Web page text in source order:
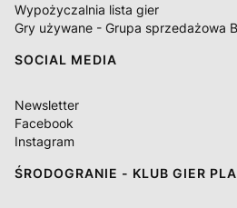
Wypożyczalnia lista gier
Gry używane - Grupa sprzedażowa
SOCIAL MEDIA
Newsletter
Facebook
Instagram
ŚRODOGRANIE - KLUB GIER